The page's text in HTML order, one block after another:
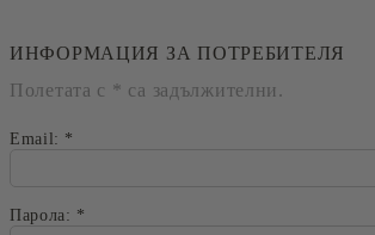
ИНФОРМАЦИЯ ЗА ПОТРЕБИТЕЛЯ
Полетата с * са задължителни.
Email: *
Парола: *